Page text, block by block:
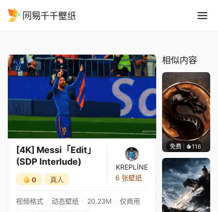
[4K] Messi「Edit」
(SDP Interlude)
0 真人
KREPLİNE
6 张壁纸
视频格式 动态壁纸 20.23M 仅商用
相似内容
免费 116